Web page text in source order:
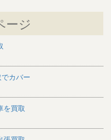
ージ
カバー
を買取